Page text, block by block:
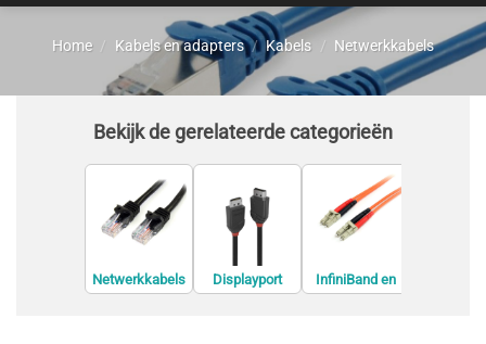
Home / Kabels en adapters / Kabels / Netwerkkabels
Bekijk de gerelateerde categorieën
Netwerkkabels
Displayport
kabels
InfiniBand en
Glasvezelkabel